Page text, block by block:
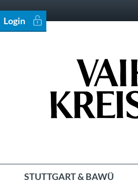
Login
STUTTGART & BAWÜ